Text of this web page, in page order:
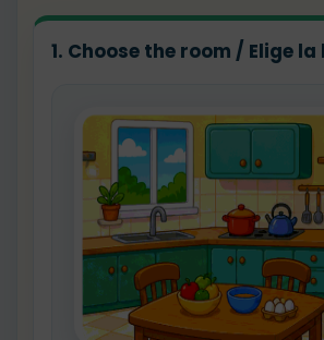
1. Choose the room / Elige